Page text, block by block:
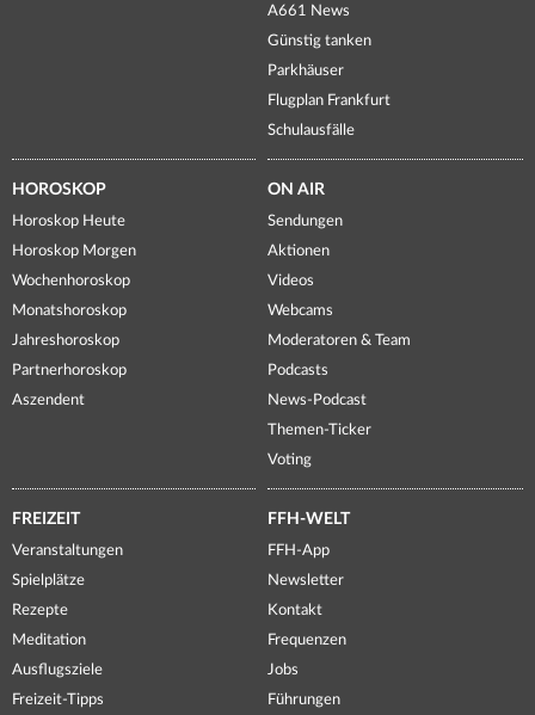
A661 News
Günstig tanken
Parkhäuser
Flugplan Frankfurt
Schulausfälle
HOROSKOP
Horoskop Heute
Horoskop Morgen
Wochenhoroskop
Monatshoroskop
Jahreshoroskop
Partnerhoroskop
Aszendent
ON AIR
Sendungen
Aktionen
Videos
Webcams
Moderatoren & Team
Podcasts
News-Podcast
Themen-Ticker
Voting
FREIZEIT
Veranstaltungen
Spielplätze
Rezepte
Meditation
Ausflugsziele
Freizeit-Tipps
FFH-WELT
FFH-App
Newsletter
Kontakt
Frequenzen
Jobs
Führungen